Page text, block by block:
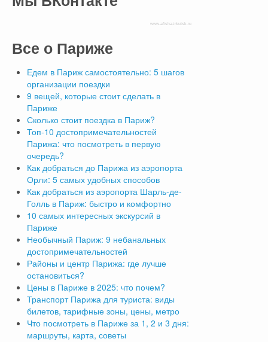
www.afisha-irkutsk.ru
Все о Париже
Едем в Париж самостоятельно: 5 шагов
организации поездки
9 вещей, которые стоит сделать в
Париже
Сколько стоит поездка в Париж?
Топ-10 достопримечательностей
Парижа: что посмотреть в первую
очередь?
Как добраться до Парижа из аэропорта
Орли: 5 самых удобных способов
Как добраться из аэропорта Шарль-де-
Голль в Париж: быстро и комфортно
10 самых интересных экскурсий в
Париже
Необычный Париж: 9 небанальных
достопримечательностей
Районы и центр Парижа: где лучше
остановиться?
Цены в Париже в 2025: что почем?
Транспорт Парижа для туриста: виды
билетов, тарифные зоны, цены, метро
Что посмотреть в Париже за 1, 2 и 3 дня:
маршруты, карта, советы